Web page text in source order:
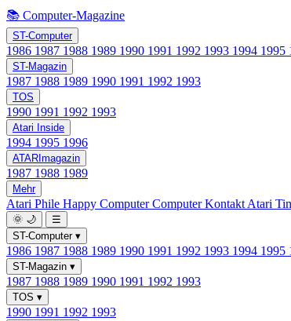
📚 Computer-Magazine
ST-Computer
1986 1987 1988 1989 1990 1991 1992 1993 1994 1995
ST-Magazin
1987 1988 1989 1990 1991 1992 1993
TOS
1990 1991 1992 1993
Atari Inside
1994 1995 1996
ATARImagazin
1987 1988 1989
Mehr
Atari Phile Happy ComputerComputer Kontakt Atari
🌞 🌙
☰
ST-Computer ▾
1986 1987 1988 1989 1990 1991 1992 1993 1994 1995
ST-Magazin ▾
1987 1988 1989 1990 1991 1992 1993
TOS ▾
1990 1991 1992 1993